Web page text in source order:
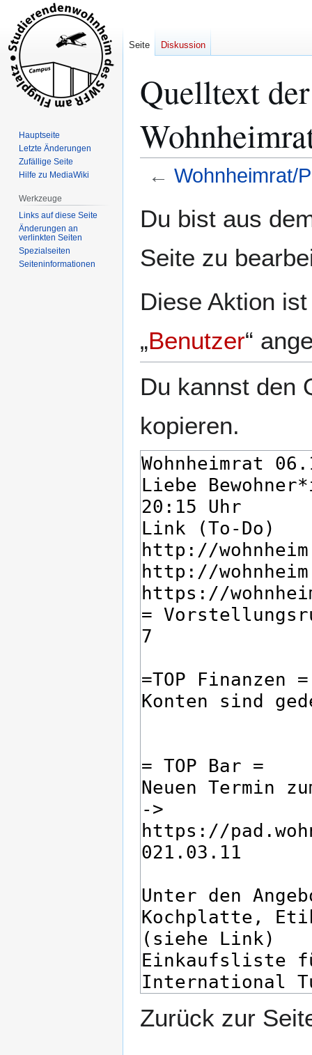
Quelltext
← Wohnheimrat/
Navigation
Suche
Du bist aus
Seite zu
Diese Aktion
„Benutzer“
Du kannst den
kopieren.
Zurück zur
Seite Diskussion
Hauptseite
Letzte Änderungen
Zufällige Seite
Hilfe zu MediaWiki
Werkzeuge
Links auf diese Seite
Änderungen an
verlinkten Seiten
Spezialseiten
Seiten­­informationen